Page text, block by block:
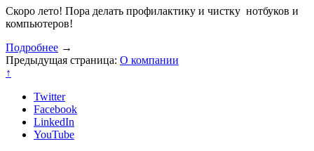
Скоро лето! Пора делать профилактику и чистку нотбуков и
компьютеров!
Подробнее →
Предыдущая страница: О компании
↑
Twitter
Facebook
LinkedIn
YouTube